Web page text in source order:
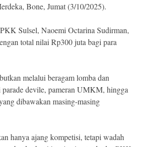
Bone, Jumat (3/10/2025).
Sulsel, Naoemi Octarina Sudirman,
total nilai Rp300 juta bagi para
melalui beragam lomba dan
devile, pameran UMKM, hingga
dibawakan masing-masing
hanya ajang kompetisi, tetapi wadah